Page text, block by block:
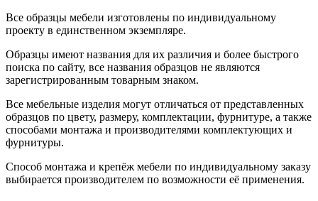
Все образцы мебели изготовлены по индивидуальному
проекту в единственном экземпляре.
Образцы имеют названия для их различия и более быстрого
поиска по сайту, все названия образцов не являются
зарегистрированным товарным знаком.
Все мебельные изделия могут отличаться от представленных
образцов по цвету, размеру, комплектации, фурнитуре, а также
способами монтажа и производителями комплектующих и
фурнитуры.
Способ монтажа и крепёж мебели по индивидуальному заказу
выбирается производителем по возможности её применения.